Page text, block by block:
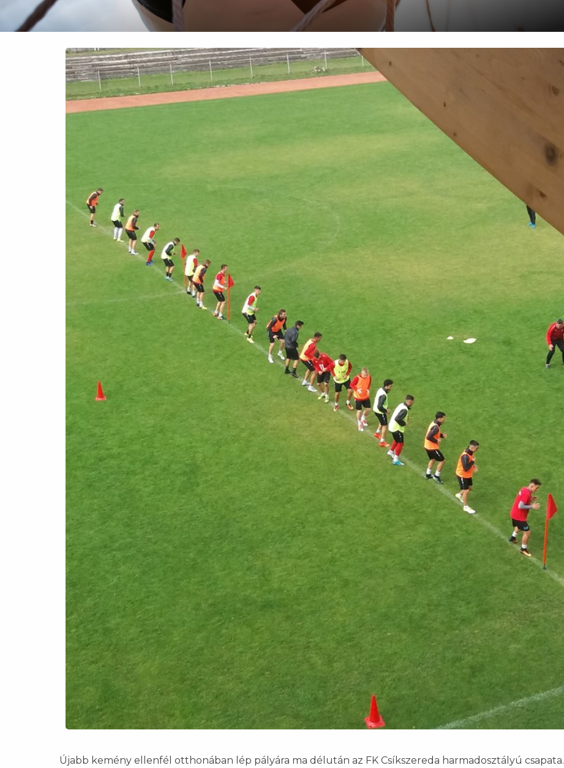
Újabb kemény ellenfél otthonában lép pályára ma délután az FK Csíkszereda harmadosztályú csapata.